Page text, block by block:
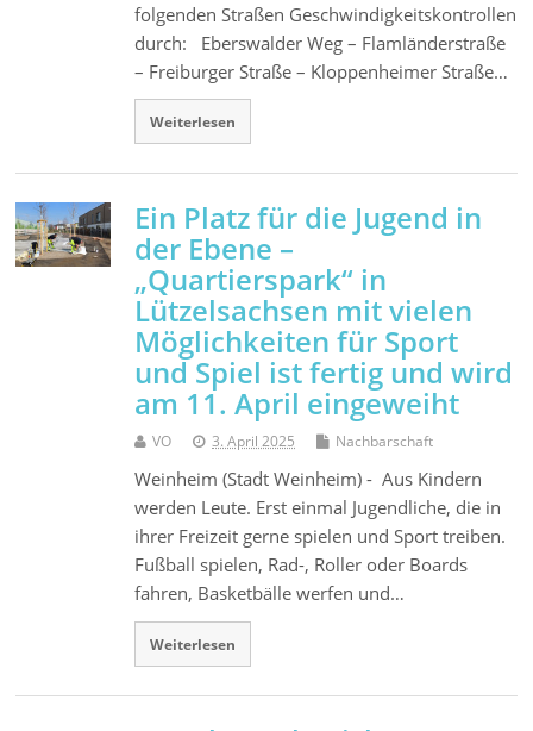
folgenden Straßen Geschwindigkeitskontrollen
durch: Eberswalder Weg – Flamländerstraße
– Freiburger Straße – Kloppenheimer Straße…
Weiterlesen
Ein Platz für die Jugend in
der Ebene –
„Quartierspark“ in
Lützelsachsen mit vielen
Möglichkeiten für Sport
und Spiel ist fertig und wird
am 11. April eingeweiht
VO 3. April 2025 Nachbarschaft
Weinheim (Stadt Weinheim) - Aus Kindern
werden Leute. Erst einmal Jugendliche, die in
ihrer Freizeit gerne spielen und Sport treiben.
Fußball spielen, Rad-, Roller oder Boards
fahren, Basketbälle werfen und…
Weiterlesen